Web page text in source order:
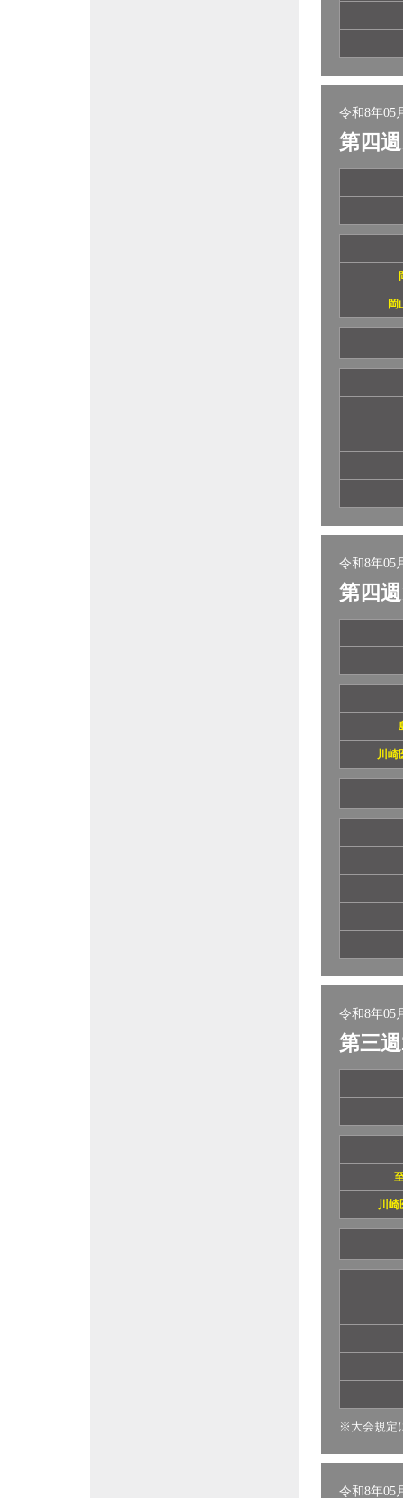
令和8年05
第四
岡
令和8年05
第四
川崎
令和8年05
第三
川崎
※大会規定
令和8年05